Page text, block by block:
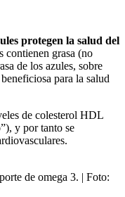
protegen la salud del
contienen grasa (no
de los azules, sobre
para la salud
de colesterol HDL
y por tanto se
de omega 3. | Foto: